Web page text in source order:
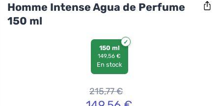
Homme Intense Agua de Perfume
150 ml
150 ml
149,56 €
En stock
215,77€